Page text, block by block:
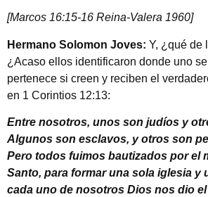
[Marcos 16:15-16 Reina-Valera 1960]
Hermano Solomon Joves: Y, ¿qué de
¿Acaso ellos identificaron donde uno
pertenece si creen y reciben el
en 1 Corintios 12:13:
Entre nosotros, unos son judíos y
Algunos son esclavos, y otros son
Pero todos fuimos bautizados por el
Santo, para formar una sola iglesia y
cada uno de nosotros Dios nos dio